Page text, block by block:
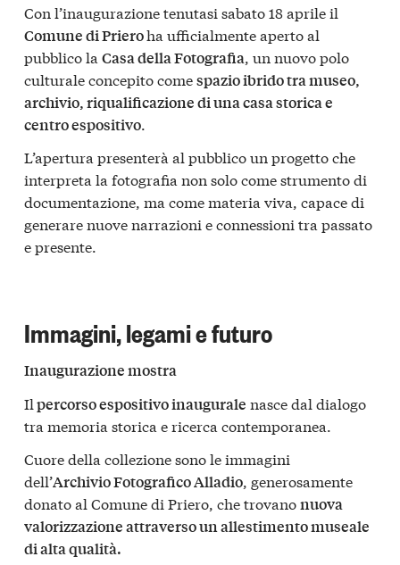
Con l’inaugurazione tenutasi sabato 18 aprile il
Comune di Prieroha ufficialmente aperto al
pubblico la Casa della Fotografia, un nuovo polo
culturale concepito comespazio ibrido tra museo,
archivio, riqualificazione di una casa storica e
centro espositivo.
L’apertura presenterà al pubblico un progetto che
interpreta la fotografia non solo come strumento di
documentazione, ma come materia viva, capace di
generare nuove narrazioni e connessioni tra passato
e presente.
Immagini, legami e futuro
Inaugurazione mostra
Ilpercorso espositivo inaugurale nasce dal dialogo
tra memoria storica e ricerca contemporanea.
Cuore della collezione sono le immagini
dell’Archivio Fotografico Alladio, generosamente
donato al Comune di Priero, che trovanonuova
valorizzazione attraverso un allestimento museale
di alta qualità.